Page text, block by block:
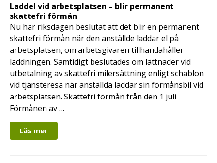
Laddel vid arbetsplatsen – blir permanent
skattefri förmån
Nu har riksdagen beslutat att det blir en permanent
skattefri förmån när den anställde laddar el på
arbetsplatsen, om arbetsgivaren tillhandahåller
laddningen. Samtidigt beslutades om lättnader vid
utbetalning av skattefri milersättning enligt schablon
vid tjänsteresa när anställda laddar sin förmånsbil vid
arbetsplatsen. Skattefri förmån från den 1 juli
Förmånen av …
Läs mer